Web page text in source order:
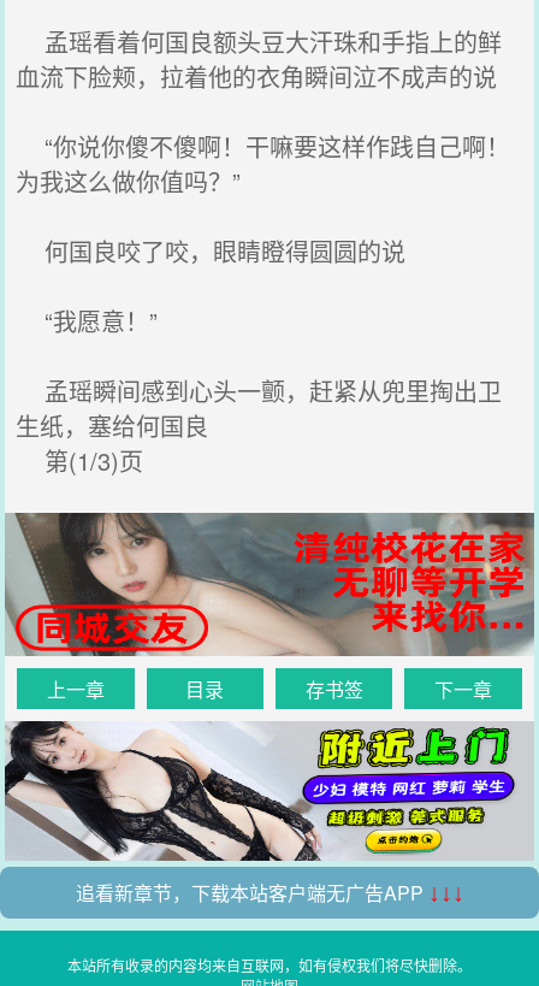
孟瑶看着何国良额头豆大汗珠和手指上的鲜
血流下脸颊，拉着他的衣角瞬间泣不成声的说
“你说你傻不傻啊！干嘛要这样作践自己啊！
为我这么做你值吗？”
何国良咬了咬，眼睛瞪得圆圆的说
“我愿意！”
孟瑶瞬间感到心头一颤，赶紧从兜里掏出卫
生纸，塞给何国良
第(1/3)页
上一章 目录 存书签 下一章
追看新章节，下载本站客户端无广告APP ↓↓↓
本站所有收录的内容均来自互联网，如有侵权我们将尽快删除。